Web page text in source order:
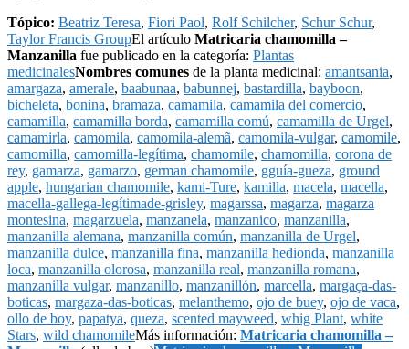
Tópico: Beatriz Teresa, Fiori Paol, Rolf Schilcher, Schur Schur,
Taylor Francis GroupEl artículo Matricaria chamomilla –
Manzanilla fue publicado en la categoría: Plantas
medicinalesNombres comunes de la planta medicinal: amantsania,
amargaza, amerale, baabunaa, babunnej, bastardilla, bayboon,
bicheleta, bonina, bramaza, camamila, camamila del comercio,
camamilla, camamilla borda, camamilla comú, camamilla de Urgel,
camamirla, camomila, camomila-alemã, camomila-vulgar, camomile,
camomilla, camomilla-legítima, chamomile, chamomilla, corona de
rey, gamarza, gamarzo, german chamomile, gguía-gueza, ground
apple, hungarian chamomile, kami-Ture, kamilla, macela, macella,
macella-gallega-legítimade-grisley, magarssa, magarza, magarza
montesina, magarzuela, manzanela, manzanico, manzanilla,
manzanilla alemana, manzanilla común, manzanilla de Urgel,
manzanilla dulce, manzanilla fina, manzanilla hedionda, manzanilla
loca, manzanilla olorosa, manzanilla real, manzanilla romana,
manzanilla vulgar, manzanillo, manzanillón, marcella, margaça-das-
boticas, margaza-das-boticas, melanthemo, ojo de buey, ojo de vaca,
ollo de boy, papatya, queza, scented mayweed, whig Plant, white
Stars, wild chamomileMás información: Matricaria chamomilla –